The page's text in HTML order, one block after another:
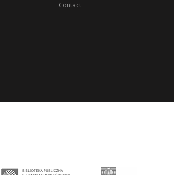
Contact